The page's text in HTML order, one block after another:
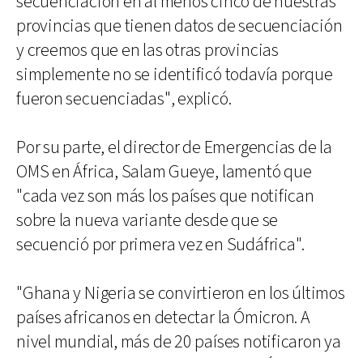
provincias que tienen datos de secuenciación
y creemos que en las otras provincias
simplemente no se identificó todavía porque
fueron secuenciadas", explicó.
Por su parte, el director de Emergencias de la
OMS en África, Salam Gueye, lamentó que
"cada vez son más los países que notifican
sobre la nueva variante desde que se
secuenció por primera vez en Sudáfrica".
"Ghana y Nigeria se convirtieron en los últimos
países africanos en detectar la Ómicron. A
nivel mundial, más de 20 países notificaron ya